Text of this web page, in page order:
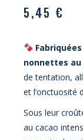
5,45 €
nonnettes au
de tentation,
et l’onctuosité
Sous leur
au cacao